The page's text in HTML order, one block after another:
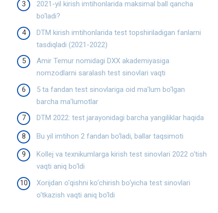
2021-yil kirish imtihonlarida maksimal ball qancha
bo‘ladi?
DTM kirish imtihonlarida test topshiriladigan fanlarni
tasdiqladi (2021-2022)
Amir Temur nomidagi DXX akademiyasiga
nomzodlarni saralash test sinovlari vaqti
5 ta fandan test sinovlariga oid ma’lum bo‘lgan
barcha ma’lumotlar
DTM 2022: test jarayonidagi barcha yangiliklar haqida
Bu yil imtihon 2 fandan bo‘ladi, ballar taqsimoti
Kollej va texnikumlarga kirish test sinovlari 2022 o‘tish
vaqti aniq bo‘ldi
Xorijdan o‘qishni ko‘chirish bo‘yicha test sinovlari
o‘tkazish vaqti aniq bo‘ldi